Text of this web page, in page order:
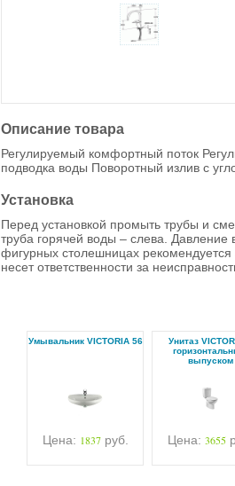
Описание товара
Регулируемый комфортный поток
подводка воды Поворотный излив с
Установка
Перед установкой промыть трубы и
труба горячей воды – слева.
фигурных столешницах
несет ответственности за
Умывальник VICTORIA 56
Цена: 1837руб.
Унитаз
выпуском
Цена: 3655